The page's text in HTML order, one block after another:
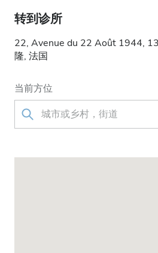
转到诊所
22, Avenue du 22 Août 1944,
隆, 法国
当前方位